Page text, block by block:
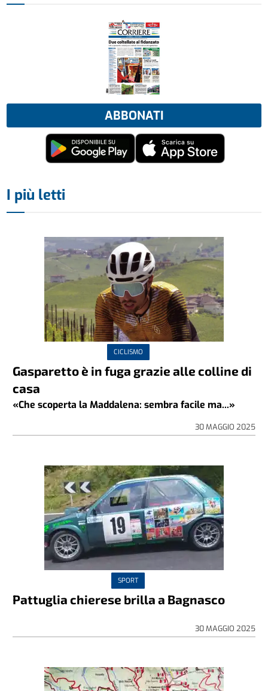
ABBONATI
I più letti
CICLISMO
Gasparetto è in fuga grazie alle colline di
casa
«Che scoperta la Maddalena: sembra facile ma...»
30 MAGGIO 2025
SPORT
Pattuglia chierese brilla a Bagnasco
30 MAGGIO 2025